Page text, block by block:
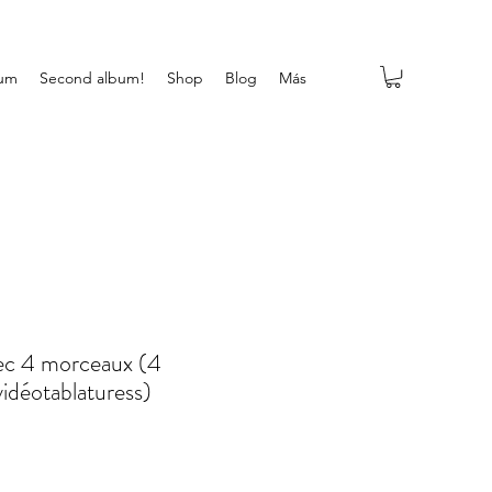
Second album! Shop Blog Más
4 morceaux (4